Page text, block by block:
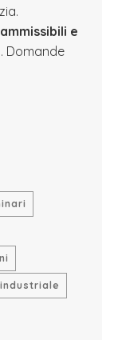
e
. Domande